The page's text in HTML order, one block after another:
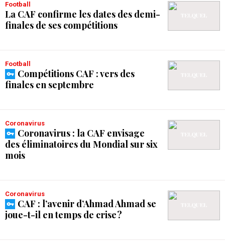
Football
La CAF confirme les dates des demi-
finales de ses compétitions
Football
Compétitions CAF : vers des
finales en septembre
Coronavirus
Coronavirus : la CAF envisage
des éliminatoires du Mondial sur six
mois
Coronavirus
CAF : l’avenir d’Ahmad Ahmad se
joue-t-il en temps de crise ?